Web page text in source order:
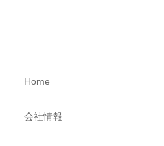
Home
会社情報